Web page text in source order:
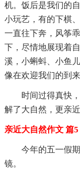
机。饭后是我们的
小玩艺，有的下棋
一直往下奔，风筝
下，尽情地展现着
溪，小蝌蚪、小鱼
像在欢迎我们的到来
时间过得真快
解了大自然，更亲近
亲近大自然作文 篇5
今年的五一假
镜。